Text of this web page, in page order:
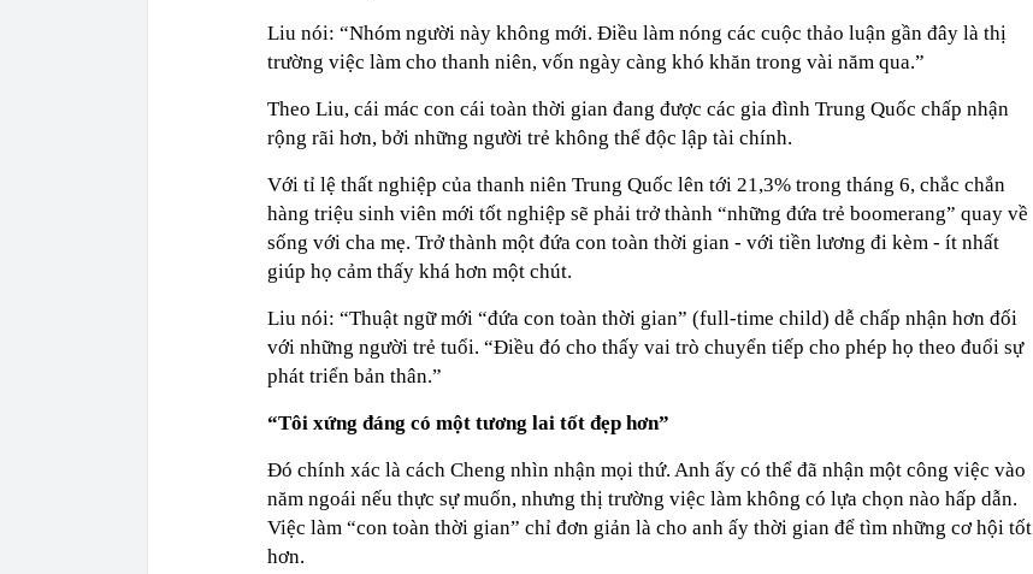
Liu nói: “Nhóm người này không mới. Điều làm nóng các cuộc thảo luận gần đây là thị
trường việc làm cho thanh niên, vốn ngày càng khó khăn trong vài năm qua.”
Theo Liu, cái mác con cái toàn thời gian đang được các gia đình Trung Quốc chấp nhận
rộng rãi hơn, bởi những người trẻ không thể độc lập tài chính.
Với tỉ lệ thất nghiệp của thanh niên Trung Quốc lên tới 21,3% trong tháng 6, chắc chắn
hàng triệu sinh viên mới tốt nghiệp sẽ phải trở thành “những đứa trẻ boomerang” quay về
sống với cha mẹ. Trở thành một đứa con toàn thời gian - với tiền lương đi kèm - ít nhất
giúp họ cảm thấy khá hơn một chút.
Liu nói: “Thuật ngữ mới “đứa con toàn thời gian” (full-time child) dễ chấp nhận hơn đối
với những người trẻ tuổi. “Điều đó cho thấy vai trò chuyển tiếp cho phép họ theo đuổi sự
phát triển bản thân.”
“Tôi xứng đáng có một tương lai tốt đẹp hơn”
Đó chính xác là cách Cheng nhìn nhận mọi thứ. Anh ấy có thể đã nhận một công việc vào
năm ngoái nếu thực sự muốn, nhưng thị trường việc làm không có lựa chọn nào hấp dẫn.
Việc làm “con toàn thời gian” chỉ đơn giản là cho anh ấy thời gian để tìm những cơ hội tốt
hơn.